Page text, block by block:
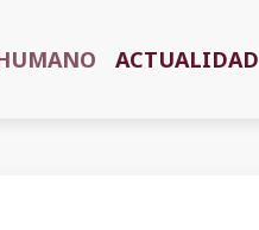
ACTUALIDAD